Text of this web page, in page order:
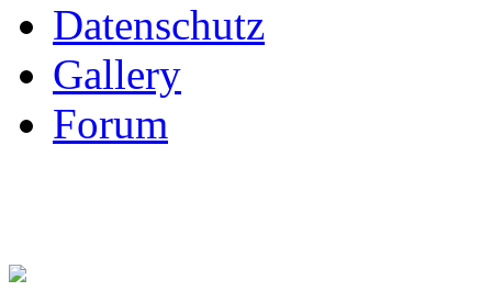
Datenschutz
Gallery
Forum